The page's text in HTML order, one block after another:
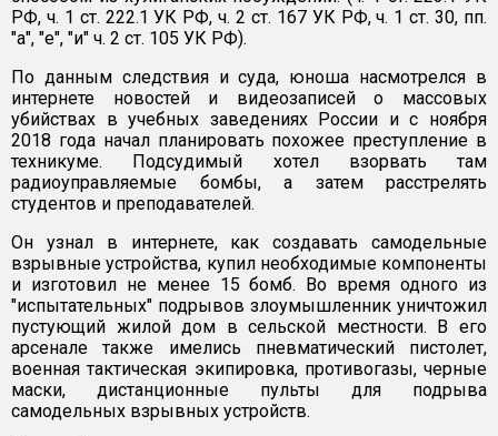
РФ, ч. 1 ст. 222.1 УК РФ, ч. 2 ст. 167 УК РФ, ч. 1 ст. 30, пп.
"а", "е", "и" ч. 2 ст. 105 УК РФ).
По данным следствия и суда, юноша насмотрелся в
интернете новостей и видеозаписей о массовых
убийствах в учебных заведениях России и с ноября
2018 года начал планировать похожее преступление в
техникуме. Подсудимый хотел взорвать там
радиоуправляемые бомбы, а затем расстрелять
студентов и преподавателей.
Он узнал в интернете, как создавать самодельные
взрывные устройства, купил необходимые компоненты
и изготовил не менее 15 бомб. Во время одного из
"испытательных" подрывов злоумышленник уничтожил
пустующий жилой дом в сельской местности. В его
арсенале также имелись пневматический пистолет,
военная тактическая экипировка, противогазы, черные
маски, дистанционные пульты для подрыва
самодельных взрывных устройств.